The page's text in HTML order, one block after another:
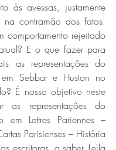
às avessas, justamente
contramão dos fatos:
comportamento rejeitado
E o que fazer para
as representações do
Sebbar e Huston no
É nosso objetivo neste
as representações do
em Lettres Pariennes –
Parisienses – História